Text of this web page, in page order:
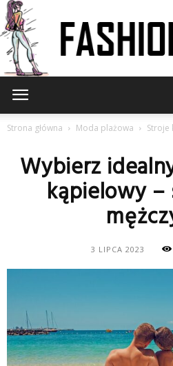
Strona główna Moda plażowa Stroje
Wybierz
kąpielowy
3 LIPCA 2023